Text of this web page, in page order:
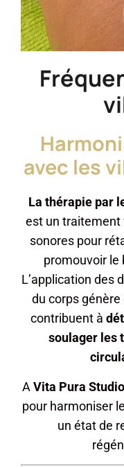
avec les
La thérapie par
est un traitement
sonores pour
promouvoir le
L’application des
du corps
contribuent à
soulager les
A Vita Pura Studio
pour harmoniser
un état de